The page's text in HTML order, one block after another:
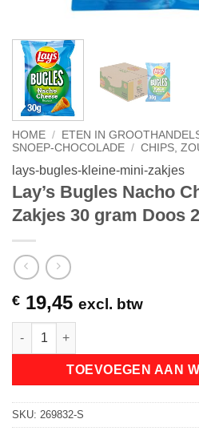
HOME / ETEN IN
SNOEP-CHOCOLADE / CHIPS,
lays-bugles-kleine-mini-zakjes
Lay’s Bugles Nacho
Zakjes 30 gram Doos
€ 19,45 excl. btw
Lay's Bugles Nacho Cheese
TOEVOEGEN AAN
SKU: 269832-S